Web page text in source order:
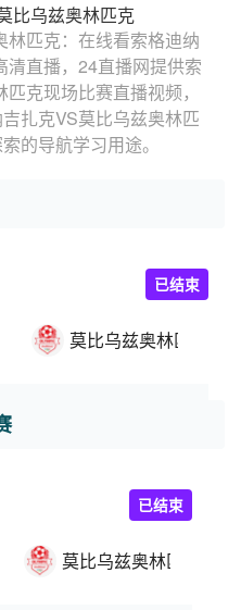
比乌兹奥林匹克
林匹克：在线看索格迪纳
清直播，24直播网提供索
克现场比赛直播视频，
扎克VS莫比乌兹奥林匹
的导航学习用途。
莫比乌兹奥林匹克
已结束
莫比乌兹奥林匹克
已结束